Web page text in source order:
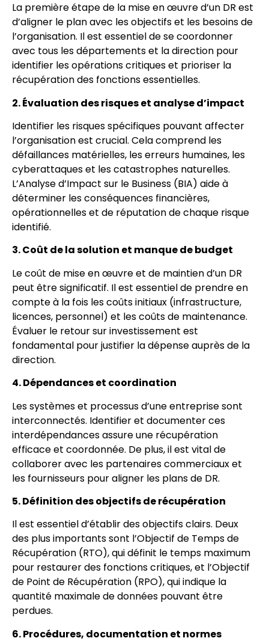
La première étape de la mise en œuvre d’un DR est
d’aligner le plan avec les objectifs et les besoins de
l’organisation. Il est essentiel de se coordonner
avec tous les départements et la direction pour
identifier les opérations critiques et prioriser la
récupération des fonctions essentielles.
2. Évaluation des risques et analyse d’impact
Identifier les risques spécifiques pouvant affecter
l’organisation est crucial. Cela comprend les
défaillances matérielles, les erreurs humaines, les
cyberattaques et les catastrophes naturelles.
L’Analyse d’Impact sur le Business (BIA) aide à
déterminer les conséquences financières,
opérationnelles et de réputation de chaque risque
identifié.
3. Coût de la solution et manque de budget
Le coût de mise en œuvre et de maintien d’un DR
peut être significatif. Il est essentiel de prendre en
compte à la fois les coûts initiaux (infrastructure,
licences, personnel) et les coûts de maintenance.
Évaluer le retour sur investissement est
fondamental pour justifier la dépense auprès de la
direction.
4. Dépendances et coordination
Les systèmes et processus d’une entreprise sont
interconnectés. Identifier et documenter ces
interdépendances assure une récupération
efficace et coordonnée. De plus, il est vital de
collaborer avec les partenaires commerciaux et
les fournisseurs pour aligner les plans de DR.
5. Définition des objectifs de récupération
Il est essentiel d’établir des objectifs clairs. Deux
des plus importants sont l’Objectif de Temps de
Récupération (RTO), qui définit le temps maximum
pour restaurer des fonctions critiques, et l’Objectif
de Point de Récupération (RPO), qui indique la
quantité maximale de données pouvant être
perdues.
6. Procédures, documentation et normes